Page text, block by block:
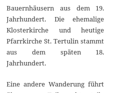
Bauernhäusern aus dem 19.
Jahrhundert. Die ehemalige
Klosterkirche und heutige
Pfarrkirche St. Tertulin stammt
aus dem späten 18.
Jahrhundert.
Eine andere Wanderung führt